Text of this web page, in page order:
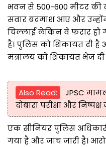
भवन से 500-600 मीटर की
सवार बदमाश आए और
चिल्लाई लेकिन वे फरार हो
है। पुलिस को शिकायत दी
मंत्रालय को शिकायत भेज दी
Also Read:
JPSC
दोबारा परीक्षा और
एक सीनियर पुलिस
गया है और जांच जारी है।